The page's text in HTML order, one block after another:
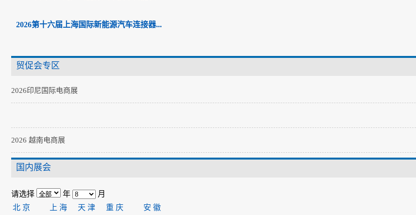
2026第十六届上海国际新能源汽车连接器...
贸促会专区
2026印尼国际电商展
2026 越南电商展
国内展会
请选择 年
月
北 京
上 海 天 津 重 庆
安 徽